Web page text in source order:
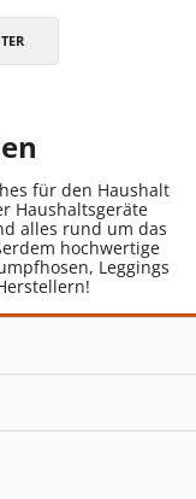
für den Haushalt
Haushaltsgeräte
alles rund um das
hochwertige
Leggings